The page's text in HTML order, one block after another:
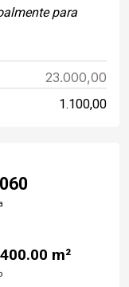
para
23.000,00
1.100,00
m²